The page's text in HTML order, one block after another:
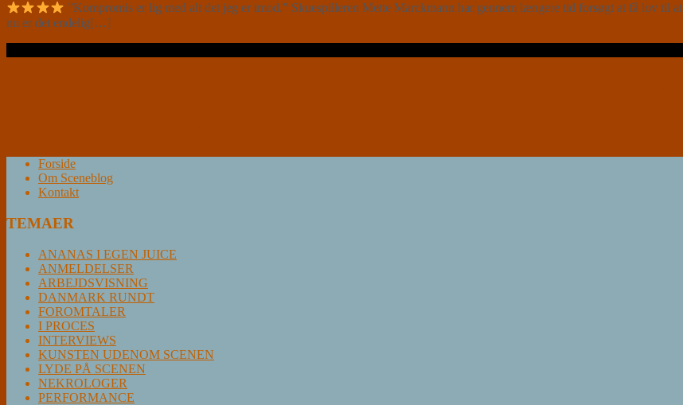
”Kompromis er lig med alt det jeg er imod.” Skuespilleren Mette Marckmann har gennem længere tid forsøgt at få lov til
nu er det endelig[…]
Forside
Om Sceneblog
Kontakt
TEMAER
ANANAS I EGEN JUICE
ANMELDELSER
ARBEJDSVISNING
DANMARK RUNDT
FOROMTALER
I PROCES
INTERVIEWS
KUNSTEN UDENOM SCENEN
LYDE PÅ SCENEN
NEKROLOGER
PERFORMANCE